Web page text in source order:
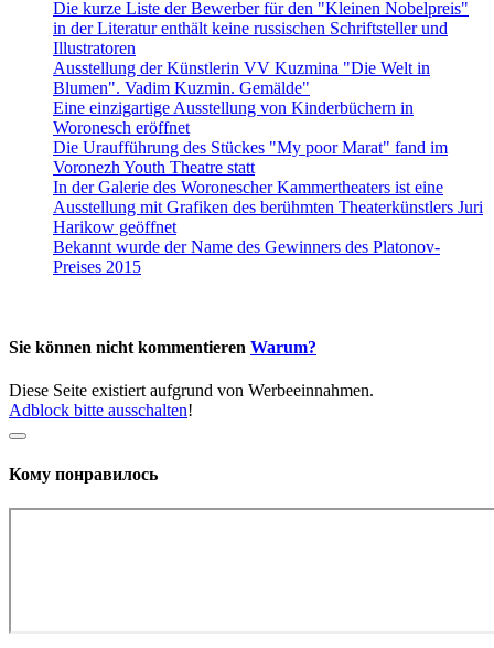
Die kurze Liste der Bewerber für den "Kleinen Nobelpreis"
in der Literatur enthält keine russischen Schriftsteller und
Illustratoren
Ausstellung der Künstlerin VV Kuzmina "Die Welt in
Blumen". Vadim Kuzmin. Gemälde"
Eine einzigartige Ausstellung von Kinderbüchern in
Woronesch eröffnet
Die Uraufführung des Stückes "My poor Marat" fand im
Voronezh Youth Theatre statt
In der Galerie des Woronescher Kammertheaters ist eine
Ausstellung mit Grafiken des berühmten Theaterkünstlers Juri
Harikow geöffnet
Bekannt wurde der Name des Gewinners des Platonov-
Preises 2015
Sie können nicht kommentieren Warum?
Diese Seite existiert aufgrund von Werbeeinnahmen.
Adblock bitte ausschalten!
Кому понравилось